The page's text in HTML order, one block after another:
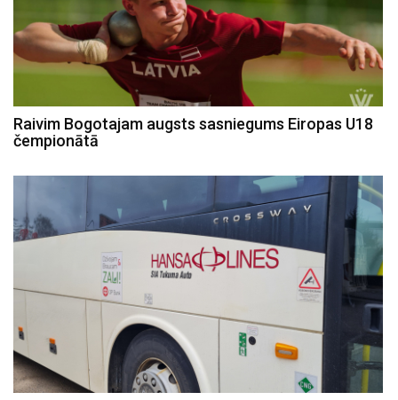
Raivim Bogotajam augsts sasniegums Eiropas U18
čempionātā